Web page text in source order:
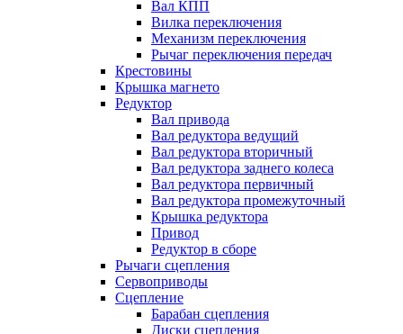
Вал КПП
Вилка переключения
Механизм переключения
Рычаг переключения передач
Крестовины
Крышка магнето
Редуктор
Вал привода
Вал редуктора ведущий
Вал редуктора вторичный
Вал редуктора заднего колеса
Вал редуктора первичный
Вал редуктора промежуточный
Крышка редуктора
Привод
Редуктор в сборе
Рычаги сцепления
Сервоприводы
Сцепление
Барабан сцепления
Диски сцепления